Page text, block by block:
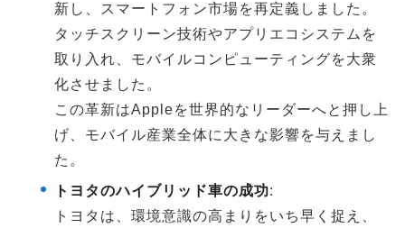
新し、スマートフォン市場を再定義しました。
タッチスクリーン技術やアプリエコシステムを
取り入れ、モバイルコンピューティングを大衆
化させました。
この革新はAppleを世界的なリーダーへと押し上
げ、モバイル産業全体に大きな影響を与えまし
た。
トヨタのハイブリッド車の成功:
トヨタは、環境意識の高まりをいち早く捉え、